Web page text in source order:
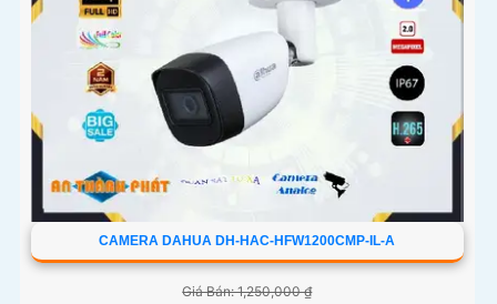
CAMERA DAHUA DH-HAC-HFW1200CMP-IL-A
Giá Bán: 1,250,000 ₫